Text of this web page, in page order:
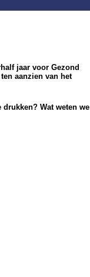
jaar voor Gezond
aanzien van het
Wat weten